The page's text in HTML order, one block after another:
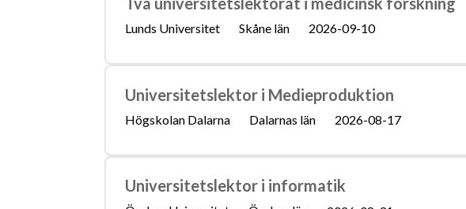
Lunds Universitet Skåne län 2026-09-10
Universitetslektor i Medieproduktion
Högskolan Dalarna Dalarnas län 2026-08-17
Universitetslektor i informatik